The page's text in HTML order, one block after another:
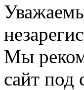
Мы
сайт под